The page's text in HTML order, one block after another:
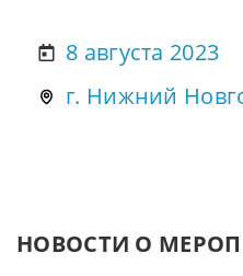
8 августа 2023
г. Нижний
НОВОСТИ О